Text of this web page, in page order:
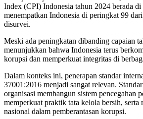
Index (CPI) Indonesia tahun 2024 berada di
menempatkan Indonesia di peringkat 99
disurvei.
Meski ada peningkatan dibanding capaian
menunjukkan bahwa Indonesia terus
korupsi dan memperkuat integritas di
Dalam konteks ini, penerapan standar
37001:2016 menjadi sangat relevan.
organisasi membangun sistem pencegahan
memperkuat praktik tata kelola bersih, serta
nasional dalam pemberantasan korupsi.